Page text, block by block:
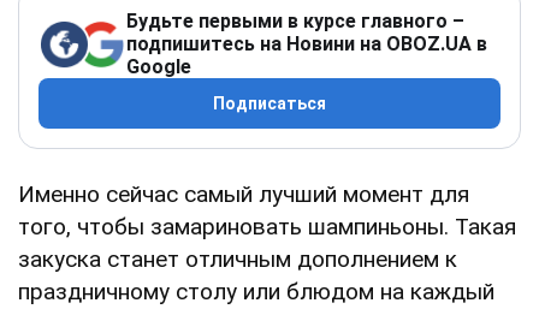
Будьте первыми в курсе главного –
подпишитесь на Новини на OBOZ.UA в
Google
Подписаться
Именно сейчас самый лучший момент для
того, чтобы замариновать шампиньоны. Такая
закуска станет отличным дополнением к
праздничному столу или блюдом на каждый